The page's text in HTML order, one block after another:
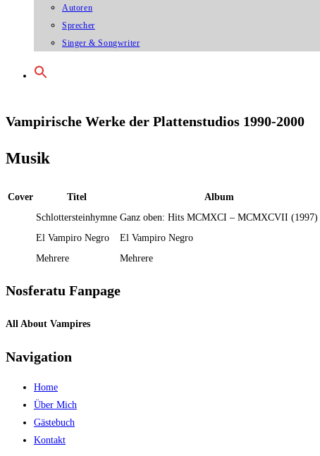
Autoren
Sprecher
Singer & Songwriter
Vampirische Werke der Plattenstudios 1990-2000
Musik
Cover Titel Album
Schlottersteinhymne Ganz oben: Hits MCMXCI – MCMXCVII (1997)
El Vampiro Negro
El Vampiro Negro
Mehrere
Mehrere
Nosferatu Fanpage
All About Vampires
Navigation
Home
Über Mich
Gästebuch
Kontakt